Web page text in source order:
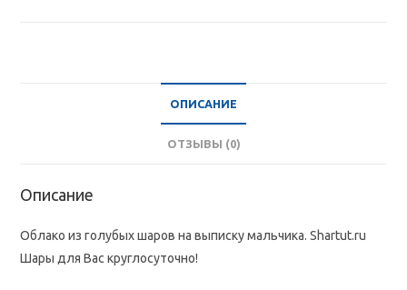
ОПИСАНИЕ
ОТЗЫВЫ (0)
Описание
Облако из голубых шаров на выписку мальчика. Shartut.ru
Шары для Вас круглосуточно!